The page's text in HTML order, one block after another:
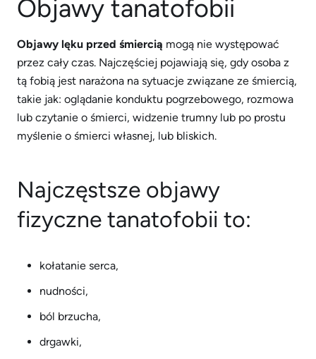
Objawy tanatofobii
Objawy lęku przed śmiercią mogą nie występować
przez cały czas. Najczęściej pojawiają się, gdy osoba z
tą fobią jest narażona na sytuacje związane ze śmiercią,
takie jak: oglądanie konduktu pogrzebowego, rozmowa
lub czytanie o śmierci, widzenie trumny lub po prostu
myślenie o śmierci własnej, lub bliskich.
Najczęstsze objawy
fizyczne tanatofobii to:
kołatanie serca,
nudności,
ból brzucha,
drgawki,